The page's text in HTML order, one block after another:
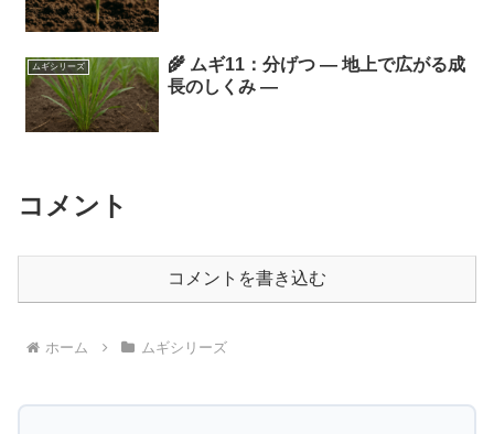
ムギシリーズ
🌾 ムギ11：分げつ ― 地上で広がる成
長のしくみ ―
コメント
コメントを書き込む
ホーム ムギシリーズ